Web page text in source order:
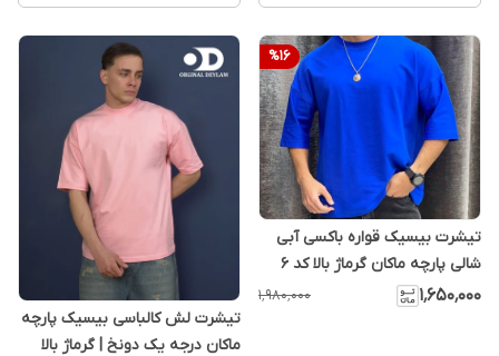
%16
تیشرت بیسیک قواره باکسی آبی
شالی پارچه ماکان گرماژ بالا کد ۶
۱٬۶۵۰٬۰۰۰ ۱٬۹۸۰٬۰۰۰
تیشرت لش کالباسی بیسیک پارچه
ماکان درجه یک دونخ | گرماژ بالا